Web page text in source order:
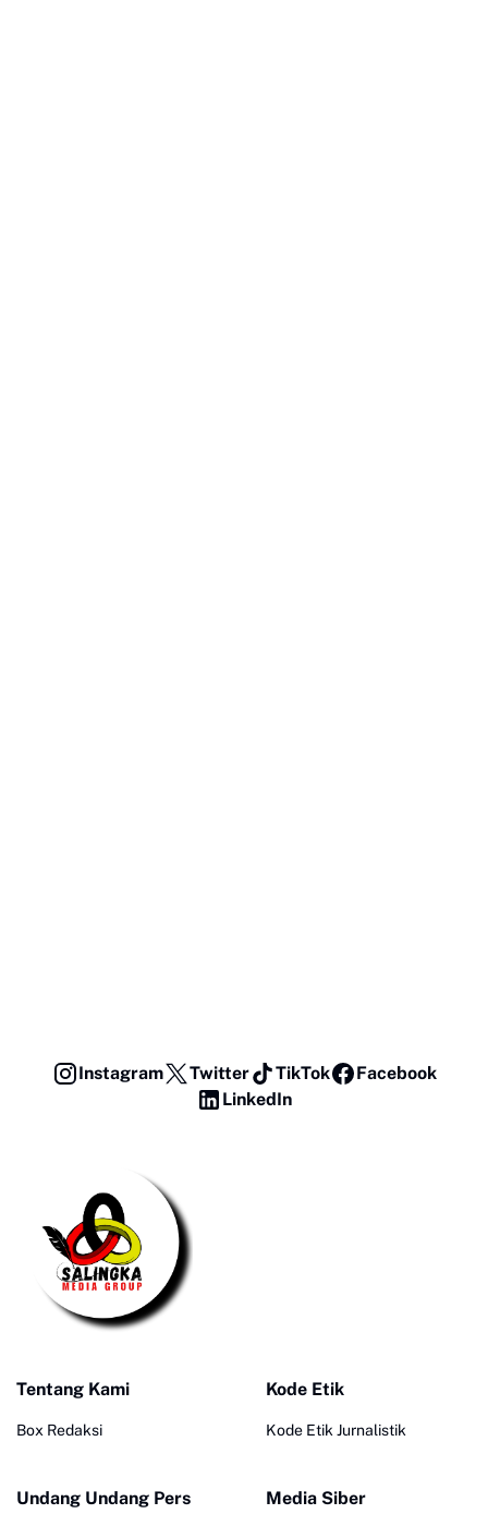
Instagram Twitter TikTok
Facebook
LinkedIn
Tentang Kami
Box Redaksi
Kode Etik
Kode Etik Jurnalistik
Undang Undang Pers Media Siber